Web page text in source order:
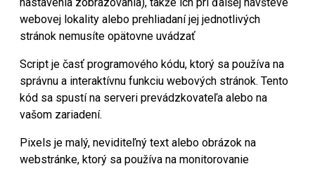
webovej lokality alebo prehliadaní jej jednotlivých
stránok nemusíte opätovne uvádzať
Script je časť programového kódu, ktorý sa používa na
správnu a interaktívnu funkciu webových stránok. Tento
kód sa spustí na serveri prevádzkovateľa alebo na
vašom zariadení.
Pixels je malý, neviditeľný text alebo obrázok na
webstránke, ktorý sa používa na monitorovanie